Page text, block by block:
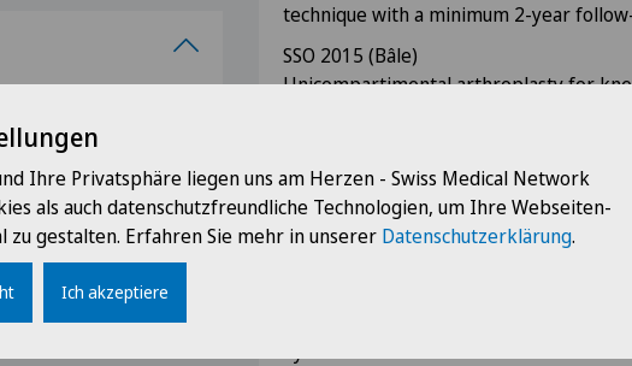
locomoteur
(lésions
technique with a minimum 2-year
SSO 2015 (Bâle)
Unicompartimental arthroplasty for
osteoarthritis – Meta-analysis. CHUV,
EFORT 2010 (Madrid)
Compression of the sciatic nerve
Managment of Schatzker VI tibial
hybrid external fixation: Case series
Ihre Privatsphäre liegen uns am Herzen - Swiss Medical Network
als auch datenschutzfreundliche Technologien, um Ihre Webseiten-
zu gestalten. Erfahren Sie mehr in unserer Datenschutzerklärung.
Ich akzeptiere